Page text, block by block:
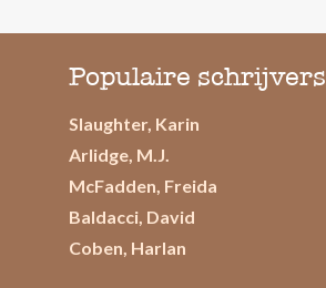
Populaire schrijvers
Slaughter, Karin
Arlidge, M.J.
McFadden, Freida
Baldacci, David
Coben, Harlan